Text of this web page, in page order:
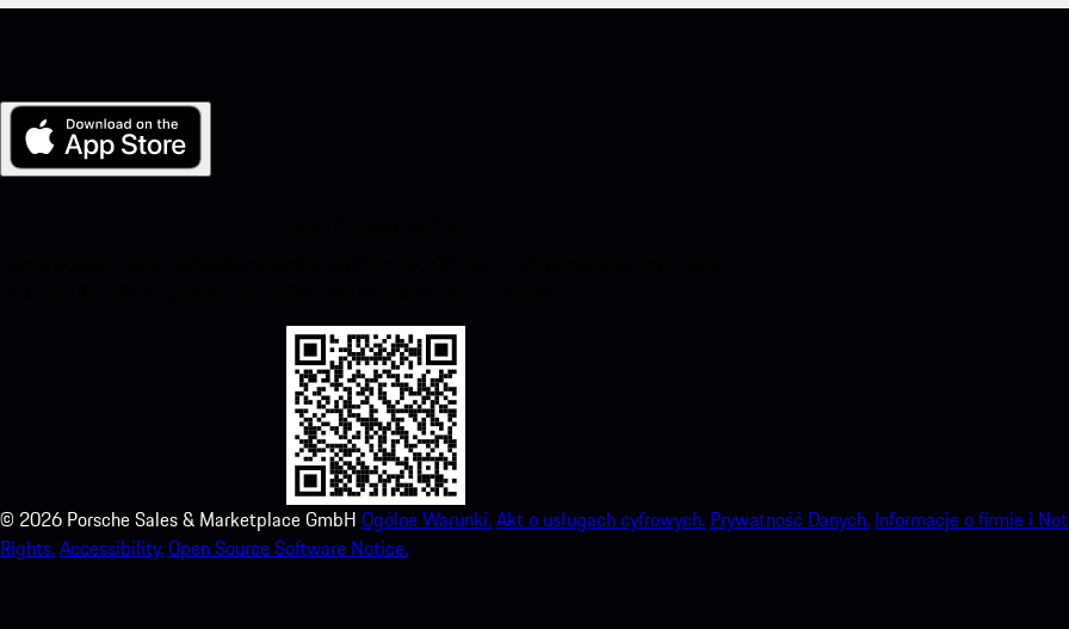
© 2026 Porsche Sales & Marketplace GmbH Ogólne Warunki.Akt o usługach cyfrowych. Prywatność Danych. Informacje o firmie i
Rights.Accessibility.Open Source Software Notice.